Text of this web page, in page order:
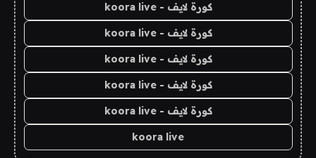
كورة لايف - koora live
كورة لايف - koora live
كورة لايف - koora live
كورة لايف - koora live
كورة لايف - koora live
koora live